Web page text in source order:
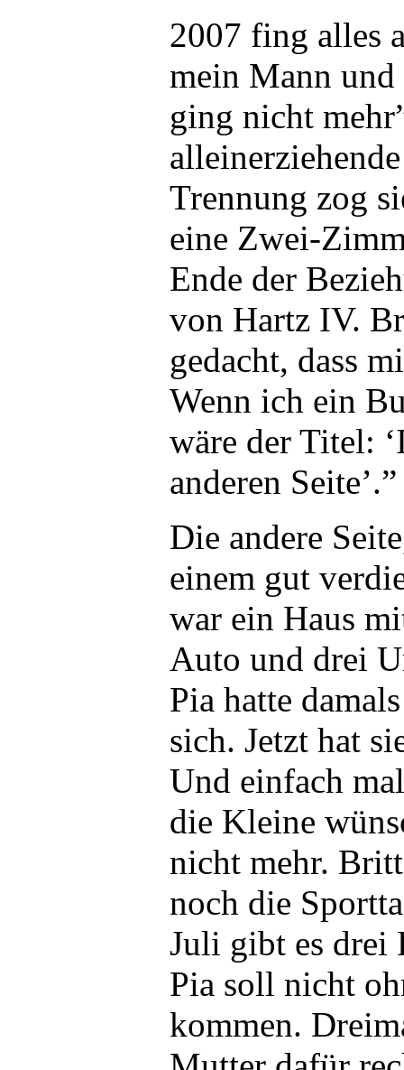
2007 fing alles
mein Mann und
ging nicht
Trennung zog
eine Zwei-
Ende der
von Hartz IV.
gedacht, dass
Wenn ich ein
wäre der Titel:
anderen Seite’.”
Die andere
einem gut
war ein Haus
Auto und drei
Pia hatte
sich. Jetzt hat
Und einfach
die Kleine
nicht mehr.
noch die
Juli gibt es drei
Pia soll nicht
kommen.